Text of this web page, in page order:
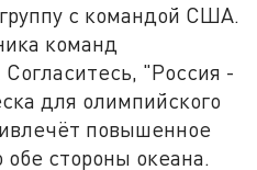
с командой США.
команд
"Россия -
для олимпийского
повышенное
стороны океана.